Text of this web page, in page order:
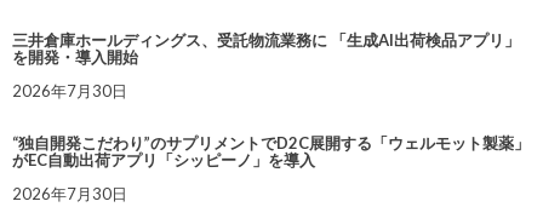
三井倉庫ホールディングス、受託物流業務に 「生成AI出荷検品アプリ」
を開発・導入開始
2026年7月30日
“独自開発こだわり”のサプリメントでD2C展開する「ウェルモット製薬」
がEC自動出荷アプリ「シッピーノ」を導入
2026年7月30日